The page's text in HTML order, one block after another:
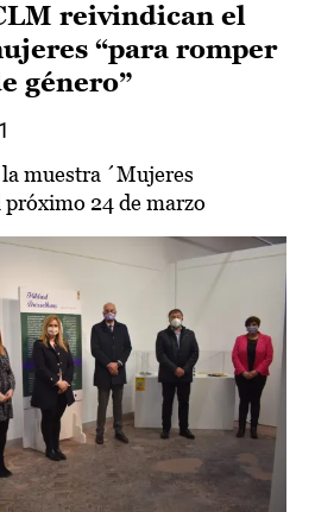
reivindican el
“para romper
género”
muestra ´Mujeres
24 de marzo